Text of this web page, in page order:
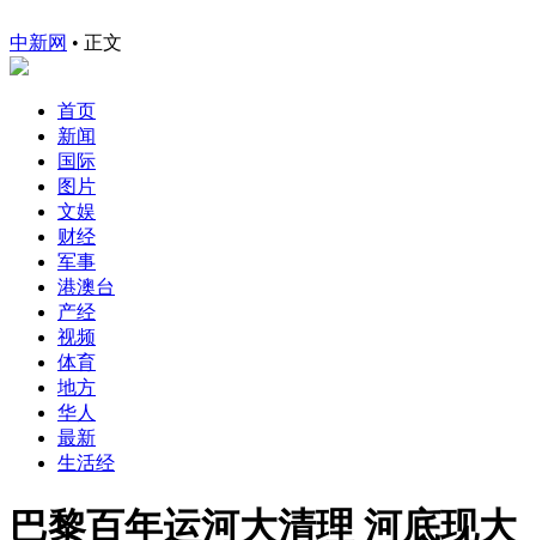
中新网 • 正文
首页
新闻
国际
图片
文娱
财经
军事
港澳台
产经
视频
体育
地方
华人
最新
生活经
巴黎百年运河大清理 河底现大